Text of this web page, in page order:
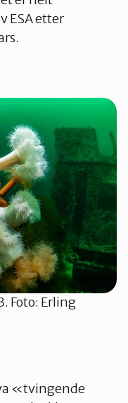
ESA etter
Foto: Erling
«tvingende